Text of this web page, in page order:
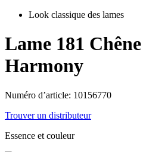
Look classique des lames
Lame 181
Harmony
Numéro d’article: 10156770
Trouver un distributeur
Essence et couleur